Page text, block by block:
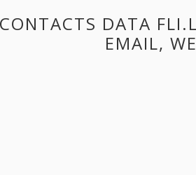
DATA
EMAIL,